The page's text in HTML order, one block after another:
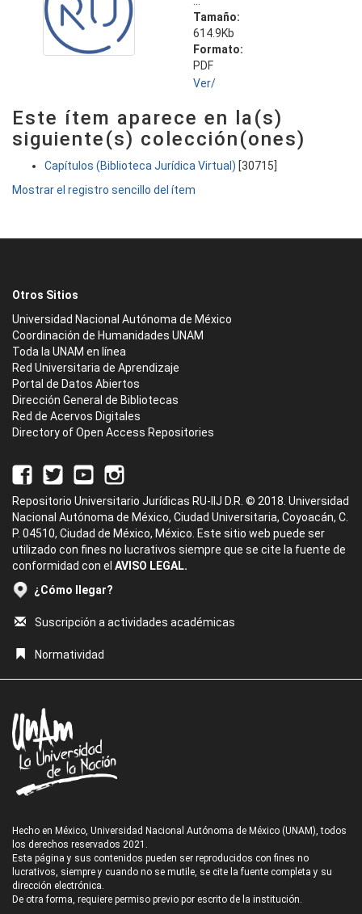
Tamaño:
614.9Kb
Formato:
PDF
Ver/
Este ítem aparece en la(s)
siguiente(s) colección(ones)
Capítulos (Biblioteca Jurídica Virtual) [30715]
Mostrar el registro sencillo del ítem
Otros Sitios
Universidad Nacional Autónoma de México
Coordinación de Humanidades UNAM
Toda la UNAM en línea
Red Universitaria de Aprendizaje
Portal de Datos Abiertos
Dirección General de Bibliotecas
Red de Acervos Digitales
Directory of Open Access Repositories
Repositorio Universitario Jurídicas RU-IIJ D.R. © 2018. Universidad
Nacional Autónoma de México, Ciudad Universitaria, Coyoacán, C.
P. 04510, Ciudad de México, México. Este sitio web puede ser
utilizado con fines no lucrativos siempre que se cite la fuente de
conformidad con el AVISO LEGAL.
¿Cómo llegar?
Suscripción a actividades académicas
Normatividad
Hecho en México, Universidad Nacional Autónoma de México (UNAM), todos
los derechos reservados 2021.
Esta página y sus contenidos pueden ser reproducidos con fines no
lucrativos, siempre y cuando no se mutile, se cite la fuente completa y su
dirección electrónica.
De otra forma, requiere permiso previo por escrito de la institución.